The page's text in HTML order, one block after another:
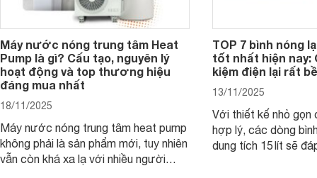
Máy nước nóng trung tâm Heat
Pump là gì? Cấu tạo, nguyên lý
hoạt động và top thương hiệu
đáng mua nhất
18/11/2025
Máy nước nóng trung tâm heat pump
không phải là sản phẩm mới, tuy nhiên
vẫn còn khá xa lạ với nhiều người
TOP 7 bình nóng
tốt nhất hiện nay:
kiệm điện lại rất
13/11/2025
Với thiết kế nhỏ gọn
hợp lý, các dòng
dung tích 15 lít sẽ